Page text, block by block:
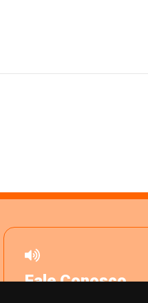
Fale Conosco